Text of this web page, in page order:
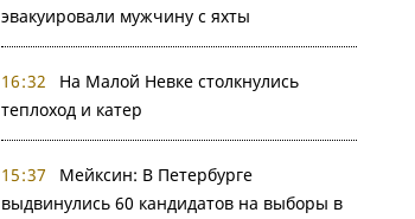
эвакуировали мужчину с яхты
16:32
На Малой Невке столкнулись
теплоход и катер
15:37
Мейксин: В Петербурге
выдвинулись 60 кандидатов на выборы в